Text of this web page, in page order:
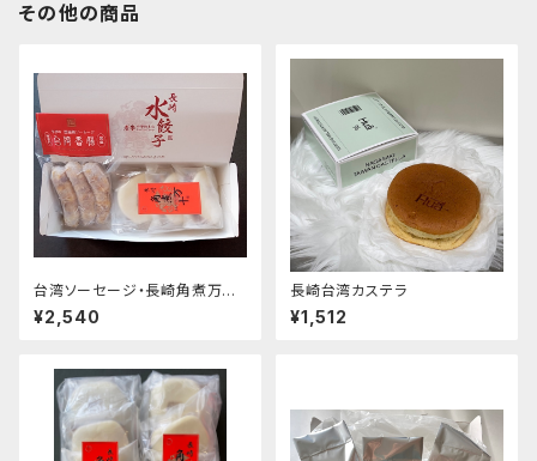
その他の商品
台湾ソーセージ・長崎角煮万十
セット
¥2,540
長崎台湾カステラ
¥1,512